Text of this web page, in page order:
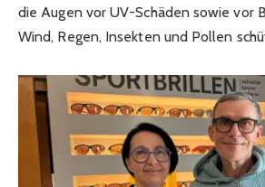
die Augen vor UV-Schäden sowie vor
Wind, Regen, Insekten und Pollen